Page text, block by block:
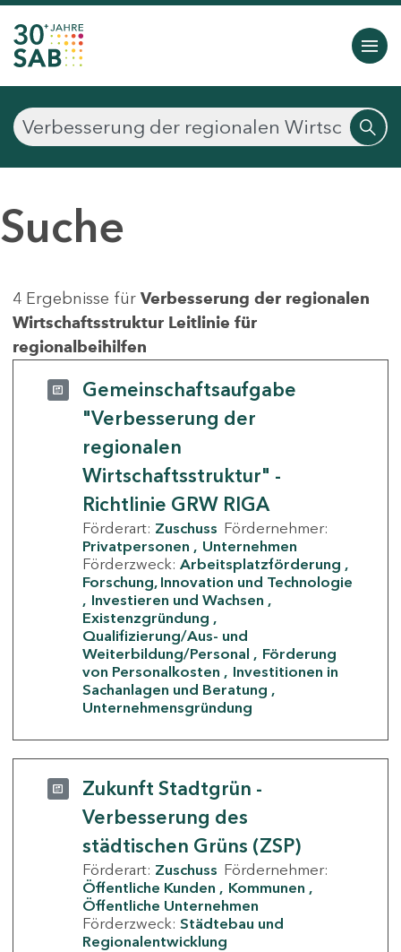
Suche
4 Ergebnisse für Verbesserung der regionalen
Wirtschaftsstruktur Leitlinie für
regionalbeihilfen
Gemeinschaftsaufgabe
"Verbesserung der
regionalen
Wirtschaftsstruktur" -
Richtlinie GRW RIGA
Förderart: Zuschuss Fördernehmer:
Privatpersonen
Unternehmen
Förderzweck: Arbeitsplatzförderung
Forschung, Innovation und Technologie
Investieren und Wachsen
Existenzgründung
Qualifizierung/Aus- und
Weiterbildung/Personal
Förderung
von Personalkosten
Investitionen in
Sachanlagen und Beratung
Unternehmensgründung
Zukunft Stadtgrün -
Verbesserung des
städtischen Grüns (ZSP)
Förderart: Zuschuss Fördernehmer:
Öffentliche Kunden
Kommunen
Öffentliche Unternehmen
Förderzweck: Städtebau und
Regionalentwicklung